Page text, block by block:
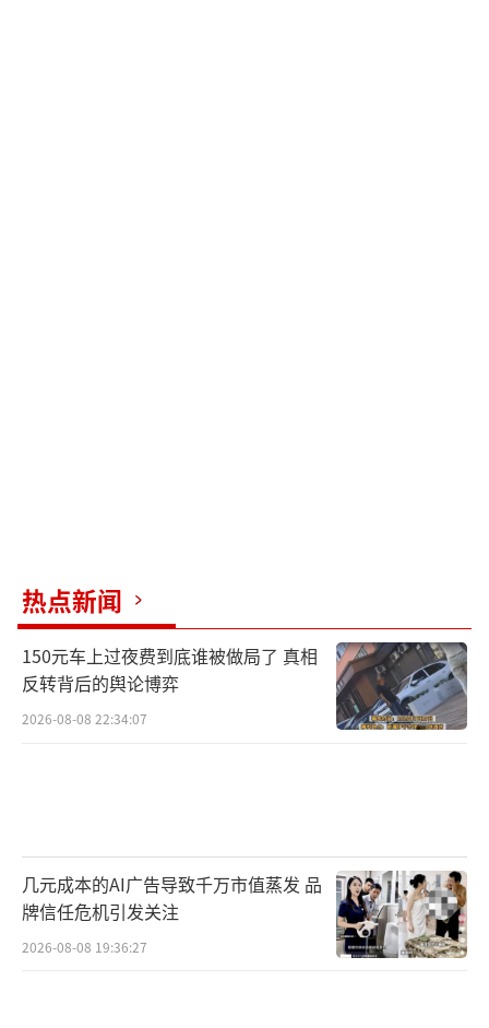
热点新闻
150元车上过夜费到底谁被做局了 真相
反转背后的舆论博弈
2026-08-08 22:34:07
几元成本的AI广告导致千万市值蒸发 品
牌信任危机引发关注
2026-08-08 19:36:27